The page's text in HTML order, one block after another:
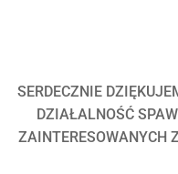
SERDECZNIE
DZIAŁALNOŚĆ
ZAINTERESOWANYCH